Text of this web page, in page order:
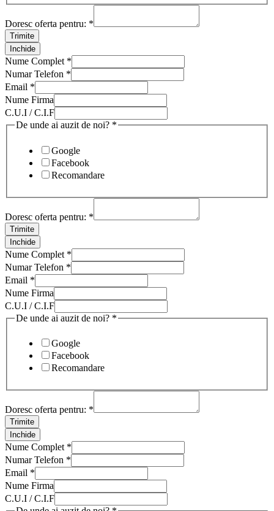
Doresc oferta pentru: *
Trimite
Inchide
Nume Complet *
Numar Telefon *
Email *
Nume Firma
C.U.I / C.I.F
De unde ai auzit de noi? *
Google
Facebook
Recomandare
Doresc oferta pentru: *
Trimite
Inchide
Nume Complet *
Numar Telefon *
Email *
Nume Firma
C.U.I / C.I.F
De unde ai auzit de noi? *
Google
Facebook
Recomandare
Doresc oferta pentru: *
Trimite
Inchide
Nume Complet *
Numar Telefon *
Email *
Nume Firma
C.U.I / C.I.F